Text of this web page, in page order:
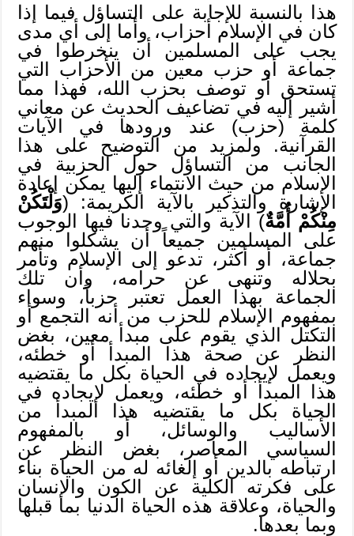
هذا بالنسبة للإجابة على التساؤل فيما إذا
كان في الإسلام أحزاب، وأما إلى أي مدى
يجب على المسلمين أن ينخرطوا في
جماعة أو حزب معين من الأحزاب التي
تستحق أو توصف بحزب الله، فهذا مما
أشير إليه في تضاعيف الحديث عن معاني
كلمة (حزب) عند ورودها في الآيات
القرآنية. ولمزيد من التوضيح على هذا
الجانب من التساؤل حول الحزبية في
الإسلام من حيث الانتماء إليها يمكن إعادة
الإشارة والتذكير بالآية الكريمة: (وَلْتَكُنْ
مِنْكُمْ أُمَّةٌ) الآية والتي وجدنا فيها الوجوب
على المسلمين جميعاً أن يشكلوا منهم
جماعة، أو أكثر، تدعو إلى الإسلام وتأمر
بحلاله وتنهى عن حرامه، وأن تلك
الجماعة بهذا العمل تعتبر حزباً، وسواء
بمفهوم الإسلام للحزب من أنه التجمع أو
التكتل الذي يقوم على مبدأ معين، بغض
النظر عن صحة هذا المبدأ أو خطئه،
ويعمل لإيجاده في الحياة بكل ما يقتضيه
هذا المبدأ أو خطئه، ويعمل لإيجاده في
الحياة بكل ما يقتضيه هذا المبدأ من
الأساليب والوسائل، أو بالمفهوم
السياسي المعاصر، بغض النظر عن
ارتباطه بالدين أو إلغائه له من الحياة بناء
على فكرته الكلية عن الكون والإنسان
والحياة، وعلاقة هذه الحياة الدنيا بما قبلها
وبما بعدها.